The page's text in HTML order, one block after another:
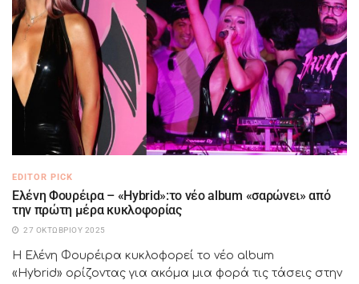
EDITOR PICK
Ελένη Φουρέιρα – «Hybrid»:το νέο album «σαρώνει» από
την πρώτη μέρα κυκλοφορίας
27 ΟΚΤΩΒΡΊΟΥ 2025
Η Ελένη Φουρέιρα κυκλοφορεί το νέο album
«Hybrid» ορίζοντας για ακόμα μια φορά τις τάσεις στην